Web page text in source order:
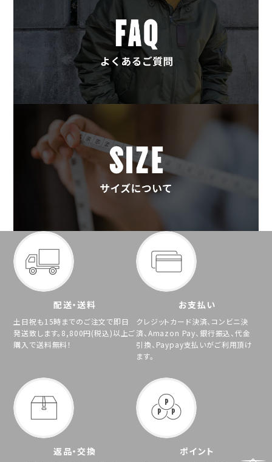
配送・送料
土日祝も15時までのご注文で即日
発送致します。8,800円(税込)以上ご
購入で送料無料！
お支払い
クレジットカード決済、コンビニ決
済、Amazon Pay、銀行振込、代金
引換、Paypay支払いがご利用頂け
ます。
返品・交換 ポイント